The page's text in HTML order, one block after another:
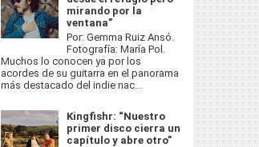
mirando por la
ventana”
Por: Gemma Ruiz Ansó.
Fotografía: María Pol.
Muchos lo conocen ya por los
acordes de su guitarra en el panorama
más destacado del indie nac...
Kingfishr: “Nuestro
primer disco cierra un
capítulo y abre otro”